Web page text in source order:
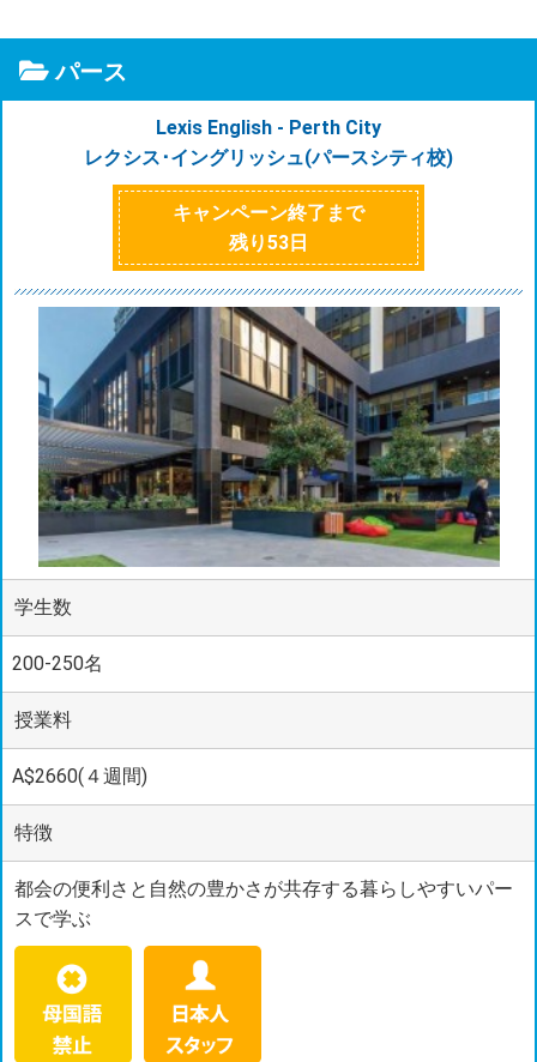
パース
Lexis English - Perth City
レクシス･イングリッシュ(パースシティ校)
キャンペーン終了まで
残り53日
学生数
200-250名
授業料
A$2660(４週間)
特徴
都会の便利さと自然の豊かさが共存する暮らしやすいパー
スで学ぶ